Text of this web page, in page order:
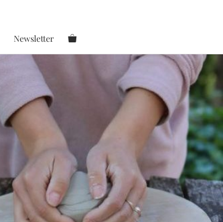
Newsletter